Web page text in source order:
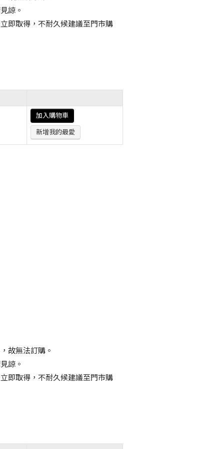
諒。
即取得，不耐久候建議至門市購
加入購物車
新增我的最愛
故無法訂購。
諒。
即取得，不耐久候建議至門市購